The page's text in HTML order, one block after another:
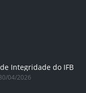
Integridade do IFB
04/2026